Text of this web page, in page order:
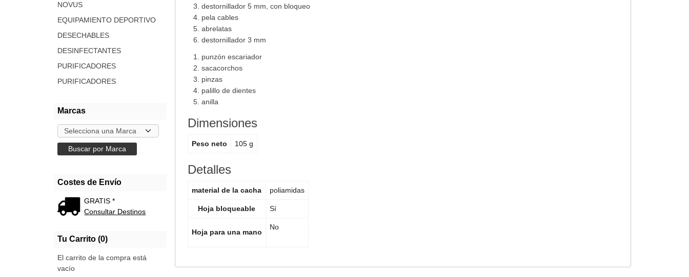
NOVUS
EQUIPAMIENTO DEPORTIVO
DESECHABLES
DESINFECTANTES
PURIFICADORES
PURIFICADORES
Marcas
Costes de Envío
GRATIS *
Consultar Destinos
Tu Carrito (0)
El carrito de la compra está
vacío
destornillador 5 mm, con bloqueo
pela cables
abrelatas
destornillador 3 mm
punzón escariador
sacacorchos
pinzas
palillo de dientes
anilla
Dimensiones
Peso neto 105 g
Detalles
material de la cacha poliamidas
Hoja bloqueable Sí
Hoja para una mano
No